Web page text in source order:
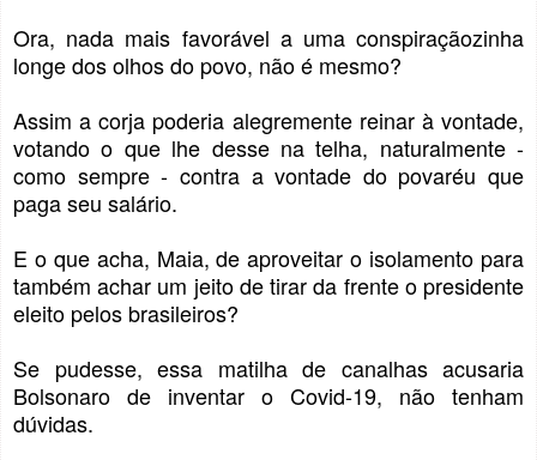
Ora, nada mais favorável a uma conspiraçãozinha
longe dos olhos do povo, não é mesmo?
Assim a corja poderia alegremente reinar à vontade,
votando o que lhe desse na telha, naturalmente -
como sempre - contra a vontade do povaréu que
paga seu salário.
E o que acha, Maia, de aproveitar o isolamento para
também achar um jeito de tirar da frente o presidente
eleito pelos brasileiros?
Se pudesse, essa matilha de canalhas acusaria
Bolsonaro de inventar o Covid-19, não tenham
dúvidas.